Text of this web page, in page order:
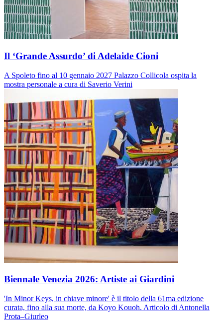
Il ‘Grande Assurdo’ di Adelaide Cioni
A Spoleto fino al 10 gennaio 2027 Palazzo Collicola ospita la
mostra personale a cura di Saverio Verini
Biennale Venezia 2026: Artiste ai Giardini
'In Minor Keys, in chiave minore' è il titolo della 61ma edizione
curata, fino alla sua morte, da Koyo Kouoh. Articolo di Antonella
Prota–Giurleo